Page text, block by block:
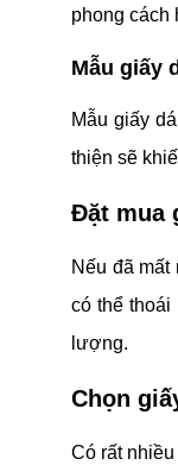
phong cách
Mẫu giấy
Mẫu giấy
thiện sẽ
Đặt mua
Nếu đã
có thể
lượng.
Chọn
Có rất